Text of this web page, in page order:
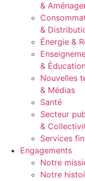
&
&
Énergie &
&
Nouvelles
& Médias
Santé
Secteur
&
Services
Engagements
Notre
Notre